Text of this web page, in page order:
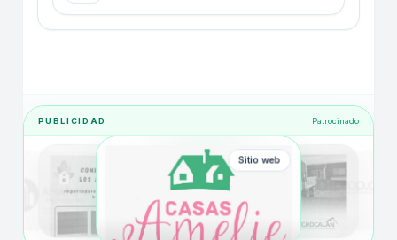
PUBLICIDAD Patrocinado
Sitio web